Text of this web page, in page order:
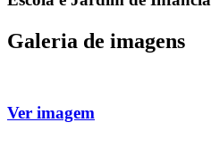
Galeria de imagens
Ver imagem